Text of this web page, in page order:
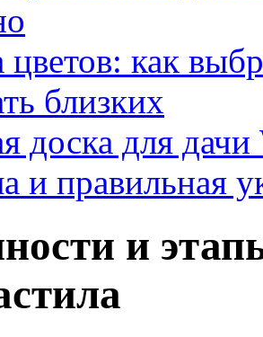
цветов: как
близких
доска для
и правильная
и